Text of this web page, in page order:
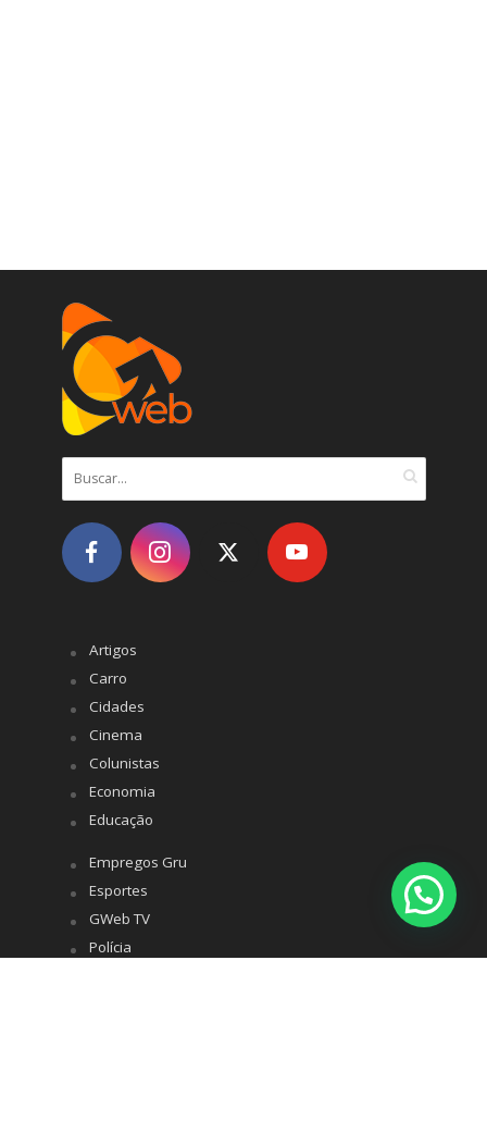
Artigos
Carro
Cidades
Cinema
Colunistas
Economia
Educação
Empregos Gru
Esportes
GWeb TV
Polícia